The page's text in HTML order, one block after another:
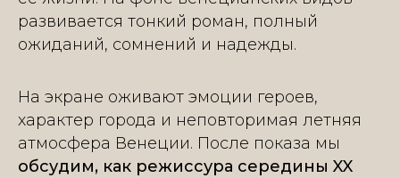
развивается тонкий роман, полный
ожиданий, сомнений и надежды.
На экране оживают эмоции героев,
характер города и неповторимая летняя
атмосфера Венеции. После показа мы
обсудим, как режиссура середины XX